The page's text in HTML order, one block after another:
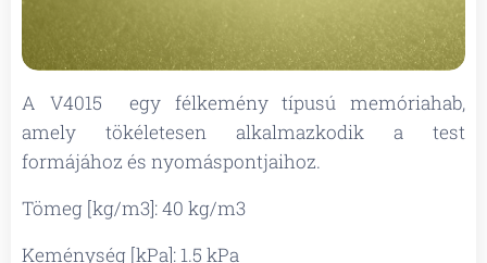
A V4015 egy félkemény típusú memóriahab,
amely tökéletesen alkalmazkodik a test
formájához és nyomáspontjaihoz.
Tömeg [kg/m3]: 40 kg/m3
Keménység [kPa]: 1.5 kPa